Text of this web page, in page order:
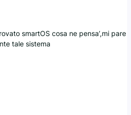
smartOS cosa ne pensa’,mi pare
tale sistema